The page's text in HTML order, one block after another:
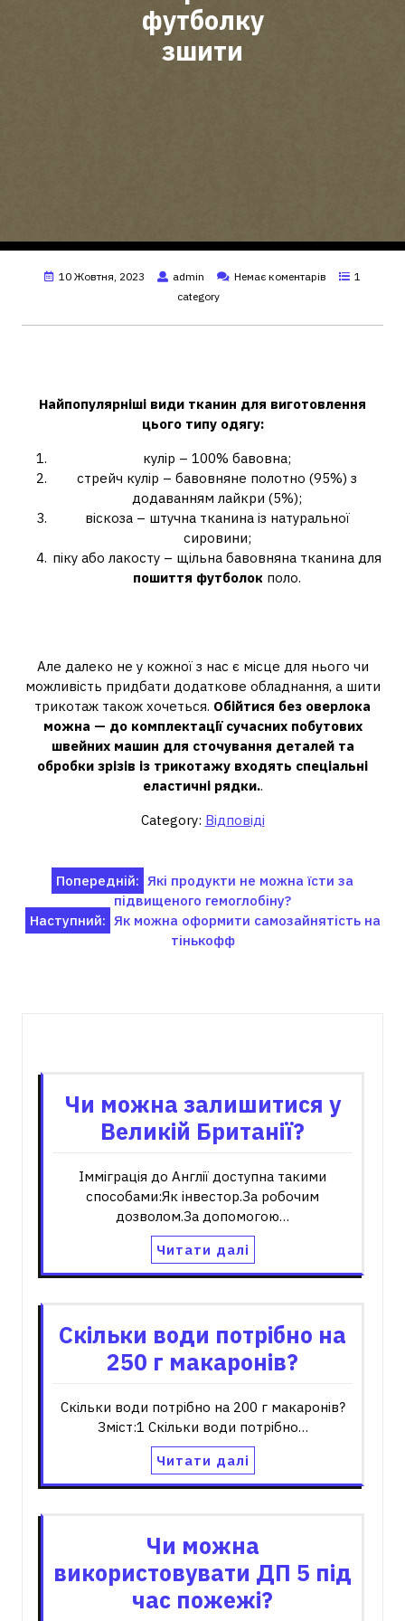
футболку
зшити
10 Жовтня, 2023 admin Немає коментарів
1
category
Найпопулярніші види тканин для виготовлення
цього типу одягу:
кулір – 100% бавовна;
стрейч кулір – бавовняне полотно (95%) з
додаванням лайкри (5%);
віскоза – штучна тканина із натуральної
сировини;
піку або лакосту – щільна бавовняна тканина для
пошиття футболок поло.
Але далеко не у кожної з нас є місце для нього чи
можливість придбати додаткове обладнання, а шити
трикотаж також хочеться. Обійтися без оверлока
можна — до комплектації сучасних побутових
швейних машин для сточування деталей та
обробки зрізів із трикотажу входять спеціальні
еластичні рядки..
Category: Відповіді
Навігація
записів
Попередній: Які продукти не можна їсти за
підвищеного гемоглобіну?
Наступний: Як можна оформити самозайнятість на
тінькофф
Чи можна залишитися у
Великій Британії?
Імміграція до Англії доступна такими
способами:Як інвестор.За робочим
дозволом.За допомогою…
Читати далі
Скільки води потрібно на
250 г макаронів?
Скільки води потрібно на 200 г макаронів?
Зміст:1 Скільки води потрібно…
Читати далі
Чи можна
використовувати ДП 5 під
час пожежі?